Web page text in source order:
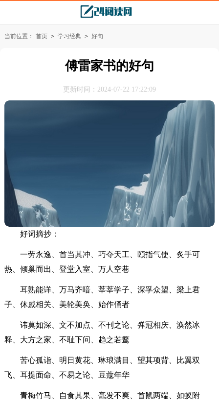
当前位置： 首页 > 学习经典 > 好句
傅雷家书的好句
更新时间：2024-07-22 17:22:09
好词摘抄：
一劳永逸、首当其冲、巧夺天工、颐指气使、炙手可
热、倾巢而出、登堂入室、万人空巷
耳熟能详、万马齐喑、莘莘学子、深孚众望、梁上君
子、休戚相关、美轮美奂、始作俑者
讳莫如深、文不加点、不刊之论、弹冠相庆、涣然冰
释、大方之家、不耻下问、趋之若鹜
苦心孤诣、明日黄花、琳琅满目、望其项背、比翼双
飞、耳提面命、不易之论、豆蔻年华
青梅竹马、自食其果、毫发不爽、首鼠两端、如蚁附